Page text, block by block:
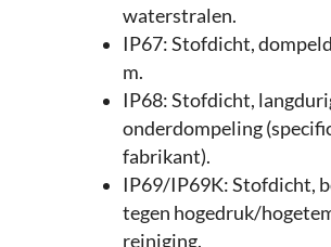
waterstralen.
IP67: Stofdicht,
m.
IP68: Stofdicht,
onderdompeling
fabrikant).
IP69/IP69K: Stofdicht,
tegen hogedruk/
reiniging.